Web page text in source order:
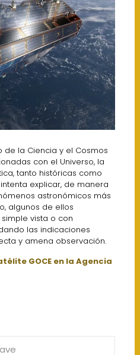
de la Ciencia y el Cosmos
con el Universo, la
tanto históricas como
explicar, de manera
astronómicos más
algunos de ellos
vista o con
las indicaciones
y amena observación.
GOCE en la Agencia